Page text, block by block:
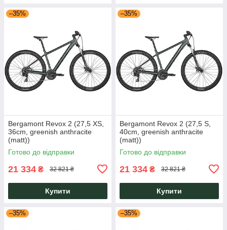
–35%
Bergamont Revox 2 (27,5 XS,
36cm, greenish anthracite
(matt))
Готово до відправки
21 334 ₴ 32 821 ₴
Купити
–35%
Bergamont Revox 2 (27,5 S,
40cm, greenish anthracite
(matt))
Готово до відправки
21 334 ₴ 32 821 ₴
Купити
–35% –35%